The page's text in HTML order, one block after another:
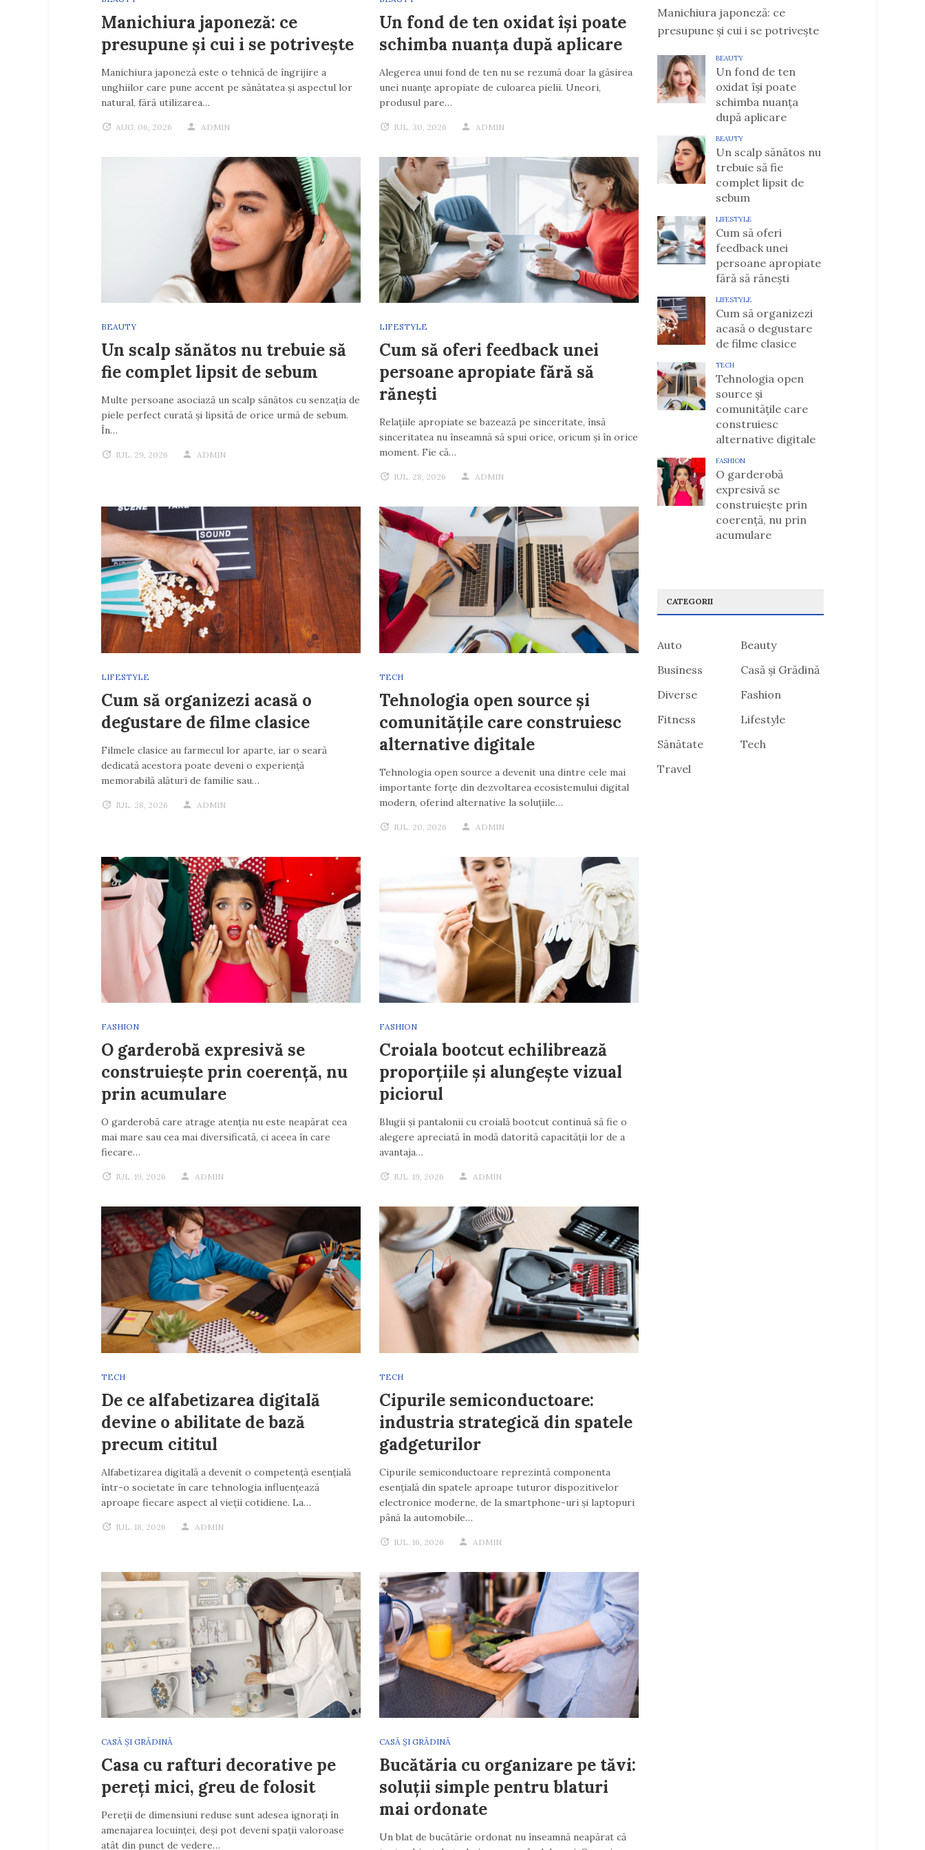
Manichiura japoneză: ce
presupune și cui i se potrivește
Manichiura japoneză este o tehnică de îngrijire a
unghiilor care pune accent pe sănătatea și aspectul lor
natural, fără utilizarea…
AUG. 06, 2026 ADMIN
Un fond de ten oxidat își poate
schimba nuanța după aplicare
Alegerea unui fond de ten nu se rezumă doar la găsirea
unei nuanțe apropiate de culoarea pielii. Uneori,
produsul pare…
IUL. 30, 2026 ADMIN
BEAUTY
Un scalp sănătos nu trebuie să
fie complet lipsit de sebum
Multe persoane asociază un scalp sănătos cu senzația de
piele perfect curată și lipsită de orice urmă de sebum.
În…
IUL. 29, 2026 ADMIN
LIFESTYLE
Cum să oferi feedback unei
persoane apropiate fără să
rănești
Relațiile apropiate se bazează pe sinceritate, însă
sinceritatea nu înseamnă să spui orice, oricum și în orice
moment. Fie că…
IUL. 28, 2026 ADMIN
LIFESTYLE
Cum să organizezi acasă o
degustare de filme clasice
Filmele clasice au farmecul lor aparte, iar o seară
dedicată acestora poate deveni o experiență
memorabilă alături de familie sau…
IUL. 28, 2026 ADMIN
TECH
Tehnologia open source și
comunitățile care construiesc
alternative digitale
Tehnologia open source a devenit una dintre cele mai
importante forțe din dezvoltarea ecosistemului digital
modern, oferind alternative la soluțiile…
IUL. 20, 2026 ADMIN
FASHION
O garderobă expresivă se
construiește prin coerență, nu
prin acumulare
O garderobă care atrage atenția nu este neapărat cea
mai mare sau cea mai diversificată, ci aceea în care
fiecare…
IUL. 19, 2026 ADMIN
FASHION
Croiala bootcut echilibrează
proporțiile și alungește vizual
piciorul
Blugii și pantalonii cu croială bootcut continuă să fie o
alegere apreciată în modă datorită capacității lor de a
avantaja…
IUL. 19, 2026 ADMIN
TECH
De ce alfabetizarea digitală
devine o abilitate de bază
precum cititul
Alfabetizarea digitală a devenit o competență esențială
într-o societate în care tehnologia influențează
aproape fiecare aspect al vieții cotidiene. La…
IUL. 18, 2026 ADMIN
TECH
Cipurile semiconductoare:
industria strategică din spatele
gadgeturilor
Cipurile semiconductoare reprezintă componenta
esențială din spatele aproape tuturor dispozitivelor
electronice moderne, de la smartphone-uri și laptopuri
până la automobile…
IUL. 16, 2026 ADMIN
CASĂ ȘI GRĂDINĂ
Casa cu rafturi decorative pe
pereți mici, greu de folosit
Pereții de dimensiuni reduse sunt adesea ignorați în
amenajarea locuinței, deși pot deveni spații valoroase
atât din punct de vedere…
CASĂ ȘI GRĂDINĂ
Bucătăria cu organizare pe tăvi:
soluții simple pentru blaturi
mai ordonate
Un blat de bucătărie ordonat nu înseamnă neapărat că
Manichiura japoneză: ce
presupune și cui i se potrivește
BEAUTY
Un fond de ten
oxidat își poate
schimba nuanța
după aplicare
BEAUTY
Un scalp sănătos nu
trebuie să fie
complet lipsit de
sebum
LIFESTYLE
Cum să oferi
feedback unei
persoane apropiate
fără să rănești
LIFESTYLE
Cum să organizezi
acasă o degustare
de filme clasice
TECH
Tehnologia open
source și
comunitățile care
construiesc
alternative digitale
FASHION
O garderobă
expresivă se
construiește prin
coerență, nu prin
acumulare
CATEGORII
Auto
Beauty
Business
Casă și Grădină
Diverse
Fashion
Fitness
Lifestyle
Sănătate
Tech
Travel